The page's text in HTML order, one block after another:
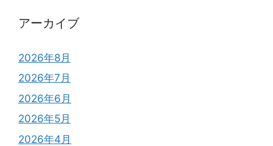
アーカイブ
2026年8月
2026年7月
2026年6月
2026年5月
2026年4月